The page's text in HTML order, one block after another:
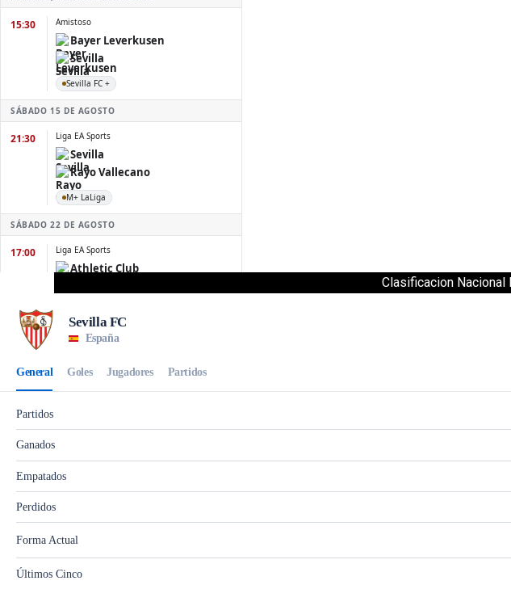
Clasificacion Nacional